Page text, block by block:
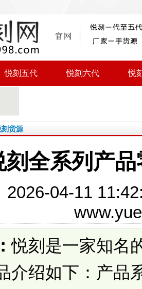
悦刻五代 悦刻六代 悦
货源
刻全系列产
2026-04-11
悦刻是一家知名
介绍如下：产品